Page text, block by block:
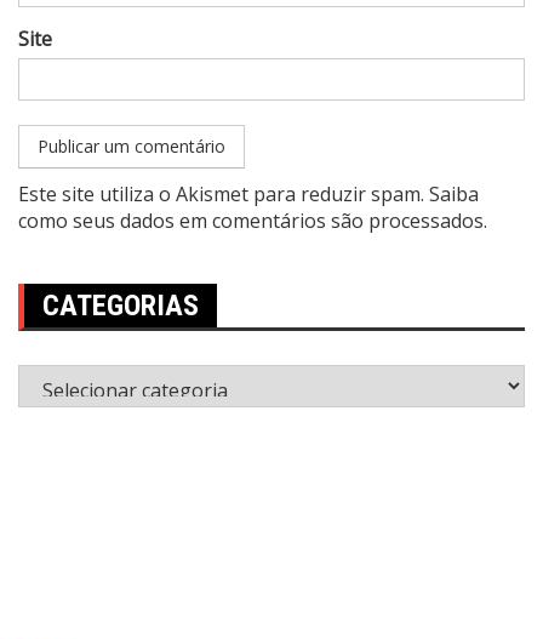
Site
Este site utiliza o Akismet para reduzir spam. Saiba
como seus dados em comentários são processados.
CATEGORIAS
Categorias